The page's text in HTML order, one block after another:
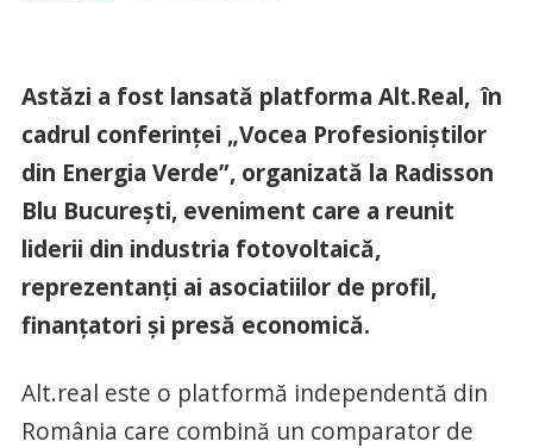
Astăzi a fost lansată platforma Alt.Real, în
cadrul conferinței „Vocea Profesioniștilor
din Energia Verde”, organizată la Radisson
Blu București, eveniment care a reunit
liderii din industria fotovoltaică,
reprezentanți ai asociatiilor de profil,
finanțatori și presă economică.
Alt.real este o platformă independentă din
România care combină un comparator de